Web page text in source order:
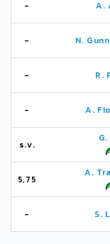
- A.
- N.
- R.
- A.
s.v.
5,75
A.
- S.